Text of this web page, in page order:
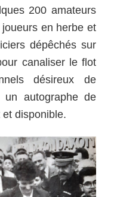
200 amateurs
en herbe et
dépêchés sur
canaliser le flot
désireux de
autographe de
disponible.